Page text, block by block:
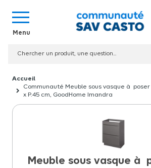
Communauté Meuble sous vasque à poser
x P.45 cm, GoodHome Imandra
Meuble sous vasque à